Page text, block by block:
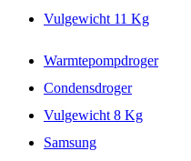
Vulgewicht 11 Kg
Warmtepompdroger
Condensdroger
Vulgewicht 8 Kg
Samsung